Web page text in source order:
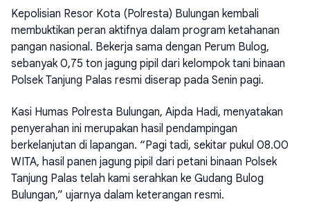
Kepolisian Resor Kota (Polresta) Bulungan kembali
membuktikan peran aktifnya dalam program ketahanan
pangan nasional. Bekerja sama dengan Perum Bulog,
sebanyak 0,75 ton jagung pipil dari kelompok tani binaan
Polsek Tanjung Palas resmi diserap pada Senin pagi.
Kasi Humas Polresta Bulungan, Aipda Hadi, menyatakan
penyerahan ini merupakan hasil pendampingan
berkelanjutan di lapangan. “Pagi tadi, sekitar pukul 08.00
WITA, hasil panen jagung pipil dari petani binaan Polsek
Tanjung Palas telah kami serahkan ke Gudang Bulog
Bulungan,” ujarnya dalam keterangan resmi.